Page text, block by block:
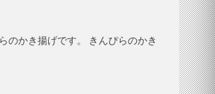
のかき揚げです。 きんぴらのかき